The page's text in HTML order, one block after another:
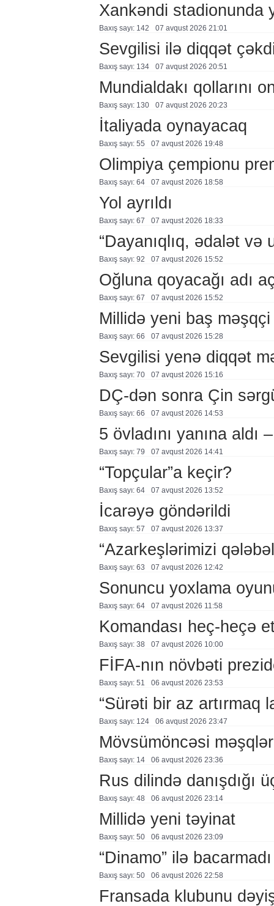
Xankəndi stadionunda
Baxış sayı: 142 07 avqust 2026 21:01
Sevgilisi ilə diqqət
Baxış sayı: 134 07 avqust 2026 20:51
Mundialdakı qollarını
Baxış sayı: 130 07 avqust 2026 20:23
İtaliyada oynayacaq
Baxış sayı: 55 07 avqust 2026 19:48
Olimpiya çempionu
Baxış sayı: 64 07 avqust 2026 18:58
Yol ayrıldı
Baxış sayı: 67 07 avqust 2026 18:33
“Dayanıqlıq, ədalət
Baxış sayı: 92 07 avqust 2026 15:52
Oğluna qoyacağı adı
Baxış sayı: 67 07 avqust 2026 15:52
Millidə yeni baş məşqçi
Baxış sayı: 66 07 avqust 2026 15:28
Sevgilisi yenə diqqət
Baxış sayı: 70 07 avqust 2026 15:16
DÇ-dən sonra Çin
Baxış sayı: 66 07 avqust 2026 14:53
5 övladını yanına aldı
Baxış sayı: 79 07 avqust 2026 14:41
“Topçular”a keçir?
Baxış sayı: 64 07 avqust 2026 13:52
İcarəyə göndərildi
Baxış sayı: 57 07 avqust 2026 13:37
“Azarkeşlərimizi
Baxış sayı: 63 07 avqust 2026 12:42
Sonuncu yoxlama
Baxış sayı: 64 07 avqust 2026 11:58
Komandası heç-heçə
Baxış sayı: 38 07 avqust 2026 10:00
FİFA-nın növbəti
Baxış sayı: 51 06 avqust 2026 23:53
“Sürəti bir az artırmaq
Baxış sayı: 124 06 avqust 2026 23:47
Mövsümöncəsi
Baxış sayı: 14 06 avqust 2026 23:36
Rus dilində danışdığı
Baxış sayı: 48 06 avqust 2026 23:14
Millidə yeni təyinat
Baxış sayı: 50 06 avqust 2026 23:09
“Dinamo” ilə bacarmadı
Baxış sayı: 50 06 avqust 2026 22:58
Fransada klubunu